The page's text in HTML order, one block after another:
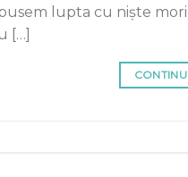
lupta cu niște
[…]